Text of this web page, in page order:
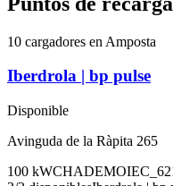
10 cargadores en Amposta
Iberdrola | bp pulse
Disponible
Avinguda de la Ràpita 265
100 kWCHADEMO